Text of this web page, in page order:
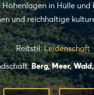
in Hülle
und reichhaltige
Reitstil:Leidenschaft
Berg, Meer,